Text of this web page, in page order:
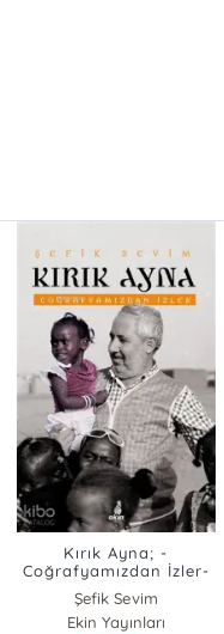
Kırık Ayna; -
Coğrafyamızdan İzler-
Şefik Sevim
Ekin Yayınları